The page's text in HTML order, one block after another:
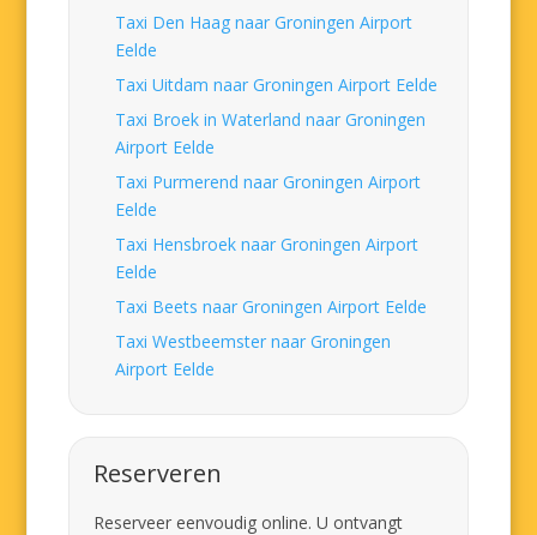
Taxi Den Haag naar Groningen Airport
Eelde
Taxi Uitdam naar Groningen Airport Eelde
Taxi Broek in Waterland naar Groningen
Airport Eelde
Taxi Purmerend naar Groningen Airport
Eelde
Taxi Hensbroek naar Groningen Airport
Eelde
Taxi Beets naar Groningen Airport Eelde
Taxi Westbeemster naar Groningen
Airport Eelde
Reserveren
Reserveer eenvoudig online. U ontvangt